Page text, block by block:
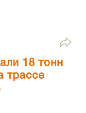
18 тонн
трассе